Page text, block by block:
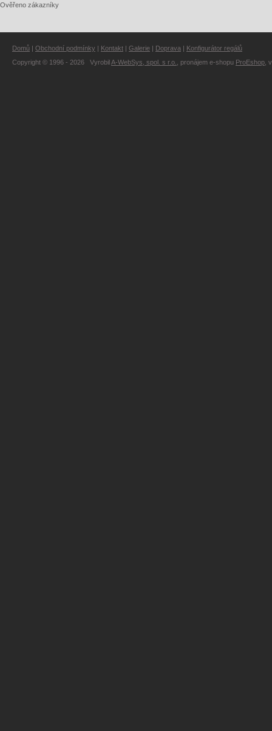
Ověřeno zákazníky
Domů | Obchodní podmínky | Kontakt | Galerie | Doprava | Konfigurátor regálů
Copyright © 1996 - 2026 VyrobilA-WebSys, spol. s r.o. , pronájem e-shopu ProEshop ,